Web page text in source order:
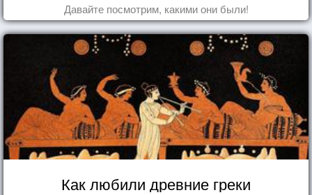
Давайте посмотрим, какими они были!
Как любили древние греки